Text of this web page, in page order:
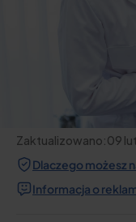
Zaktualizowano:09
Dlaczego możesz
Informacja o